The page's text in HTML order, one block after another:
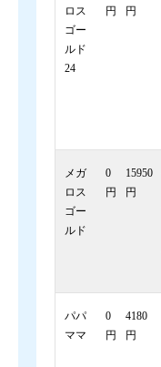
ロス
ゴー
ルド
24
円
円
メガ
ロス
ゴー
ルド
0
円
15950
円
パパ
ママ
0
円
4180
円